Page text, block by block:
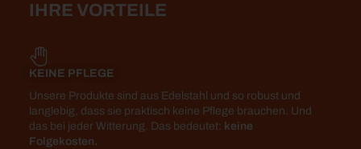
IHRE VORTEILE
KEINE PFLEGE
Unsere Produkte sind aus Edelstahl und so robust und
langlebig, dass sie praktisch keine Pflege brauchen. Und
das bei jeder Witterung. Das bedeutet: keine
Folgekosten.